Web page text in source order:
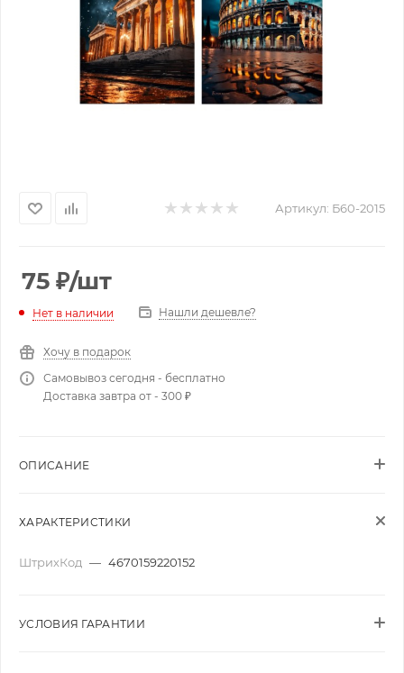
Артикул: Б60-2015
75 ₽/шт
Нет в наличии Нашли дешевле?
Хочу в подарок
Самовывоз сегодня - бесплатно
Доставка завтра от - 300 ₽
ОПИСАНИЕ
ХАРАКТЕРИСТИКИ
ШтрихКод — 4670159220152
УСЛОВИЯ ГАРАНТИИ